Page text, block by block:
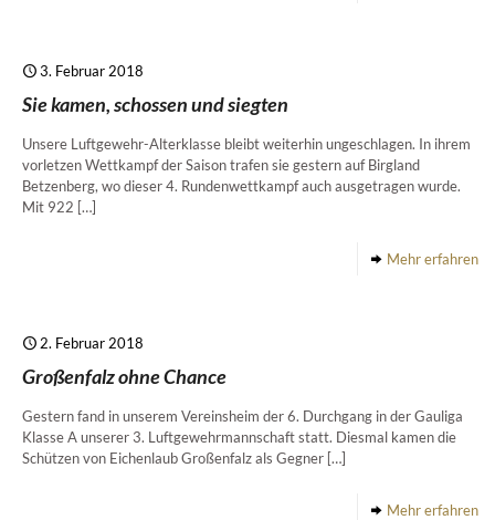
3. Februar 2018
Sie kamen, schossen und siegten
Unsere Luftgewehr-Alterklasse bleibt weiterhin ungeschlagen. In ihrem
vorletzen Wettkampf der Saison trafen sie gestern auf Birgland
Betzenberg, wo dieser 4. Rundenwettkampf auch ausgetragen wurde.
Mit 922 […]
Mehr erfahren
2. Februar 2018
Großenfalz ohne Chance
Gestern fand in unserem Vereinsheim der 6. Durchgang in der Gauliga
Klasse A unserer 3. Luftgewehrmannschaft statt. Diesmal kamen die
Schützen von Eichenlaub Großenfalz als Gegner […]
Mehr erfahren